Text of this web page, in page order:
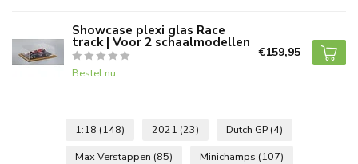
Showcase plexi glas Race
track | Voor 2 schaalmodellen
Bestel nu
€159,95
1:18 (148) 2021 (23) Dutch GP (4)
Max Verstappen (85) Minichamps (107)